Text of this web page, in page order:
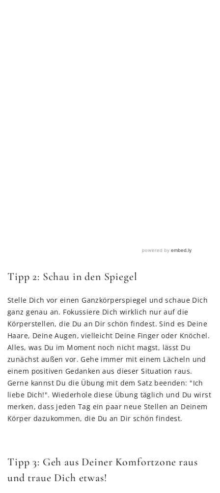
Tipp 2: Schau in den Spiegel
Stelle Dich vor einen Ganzkörperspiegel und schaue Dich
ganz genau an. Fokussiere Dich wirklich nur auf die
Körperstellen, die Du an Dir schön findest. Sind es Deine
Haare, Deine Augen, vielleicht Deine Finger oder Knöchel.
Alles, was Du im Moment noch nicht magst, lässt Du
zunächst außen vor. Gehe immer mit einem Lächeln und
einem positiven Gedanken aus dieser Situation raus.
Gerne kannst Du die Übung mit dem Satz beenden: "Ich
liebe Dich!". Wiederhole diese Übung täglich und Du wirst
merken, dass jeden Tag ein paar neue Stellen an Deinem
Körper dazukommen, die Du an Dir schön findest.
Tipp 3: Geh aus Deiner Komfortzone raus
und traue Dich etwas!